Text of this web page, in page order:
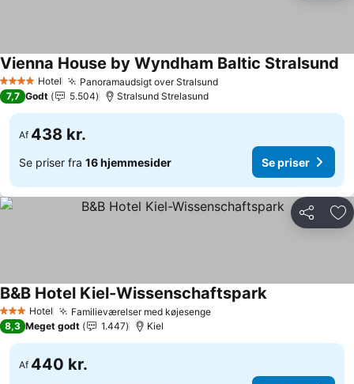
4 StjernerHotel Panoramaudsigt over Stralsund
Vienna House by Wyndham Baltic Stralsund
7,7 Godt 5.504 Stralsund Strelasund
Af 438 kr.
Se priser fra 16 hjemmesider Se priser
Del
3 StjernerHotel Familieværelser med køjesenge
B&B Hotel Kiel-Wissenschaftspark
8,3 Meget godt 1.447 Kiel
Af 440 kr.